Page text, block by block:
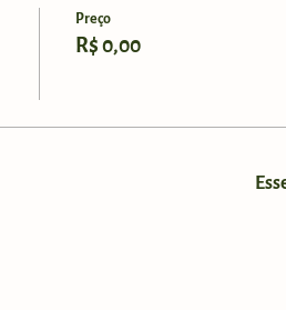
Preço
R$ 0,00